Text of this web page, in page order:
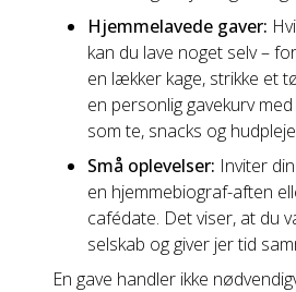
Hjemmelavede gaver:
kan du lave noget selv –
en lækker kage, strikke et
en personlig gavekurv
som te, snacks og
Små oplevelser: Inviter
en hjemmebiograf-aften
cafédate. Det viser, at du
selskab og giver jer tid
En gave handler ikke